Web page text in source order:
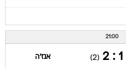
21:00
1 : 2
(2) אנז'ה